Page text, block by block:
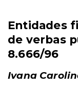
Entidades
de verbas
8.666/96
Ivana